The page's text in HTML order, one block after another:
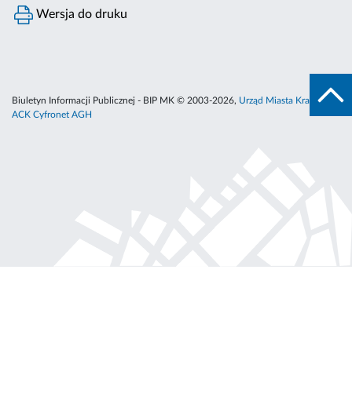
Wersja do druku
Biuletyn Informacji Publicznej - BIP MK © 2003-2026, Urząd Miasta Krakowa
ACK Cyfronet AGH